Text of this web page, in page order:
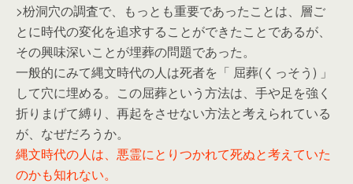
>枌洞穴の調査で、もっとも重要であったことは、層ご
とに時代の変化を追求することができたことであるが、
その興味深いことが埋葬の問題であった。
一般的にみて縄文時代の人は死者を「 屈葬(くっそう) 」
して穴に埋める。この屈葬という方法は、手や足を強く
折りまげて縛り、再起をさせない方法と考えられている
が、なぜだろうか。
縄文時代の人は、悪霊にとりつかれて死ぬと考えていた
のかも知れない。